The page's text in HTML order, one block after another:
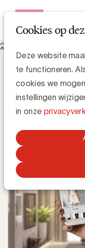
Cookies op
Deze website
te functioneren.
cookies we
instellingen
in onze
Wat is e-
Simone Ruseler,
19 JULI 2021